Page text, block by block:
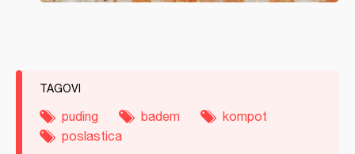
TAGOVI
puding badem
kompot
poslastica